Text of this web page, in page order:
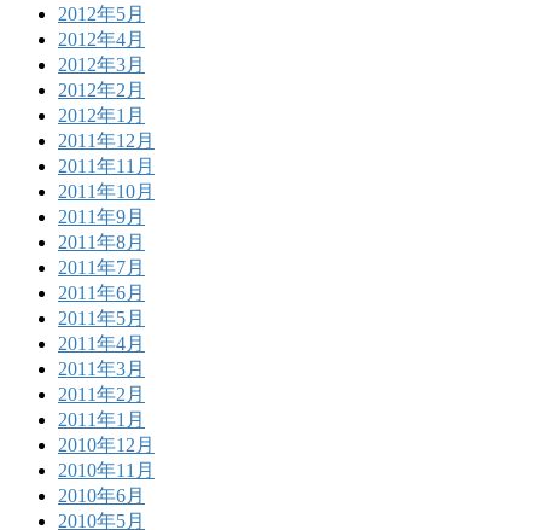
2012年5月
2012年4月
2012年3月
2012年2月
2012年1月
2011年12月
2011年11月
2011年10月
2011年9月
2011年8月
2011年7月
2011年6月
2011年5月
2011年4月
2011年3月
2011年2月
2011年1月
2010年12月
2010年11月
2010年6月
2010年5月